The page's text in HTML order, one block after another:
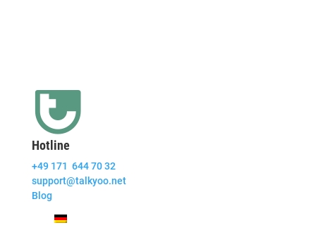
Hotline
+49 171 644 70 32
support@talkyoo.net
Blog